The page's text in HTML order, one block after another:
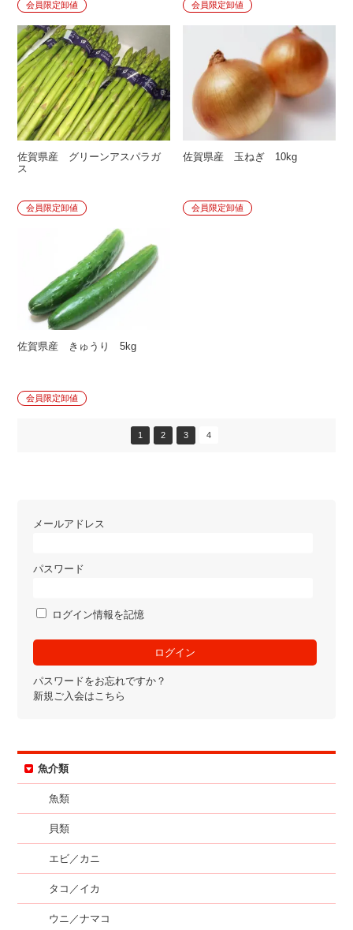
会員限定卸値 会員限定卸値
佐賀県産 グリーンアスパラガ
ス
会員限定卸値
佐賀県産 玉ねぎ 10kg
会員限定卸値
佐賀県産 きゅうり 5kg
会員限定卸値
1 2 3 4
メールアドレス
パスワード
ログイン情報を記憶
パスワードをお忘れですか？
新規ご入会はこちら
魚介類
魚類
貝類
エビ／カニ
タコ／イカ
ウニ／ナマコ